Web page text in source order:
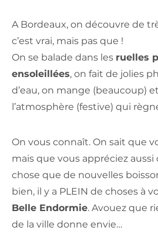
A Bordeaux, on découvre de
c’est vrai, mais pas que !
On se balade dans les ruelles
ensoleillées, on fait de jolies
d’eau, on mange (beaucoup)
l’atmosphère (festive) qui
On vous connaît. On sait que
mais que vous appréciez
chose que de nouvelles
bien, il y a PLEIN de choses à
Belle Endormie. Avouez que
de la ville donne envie…